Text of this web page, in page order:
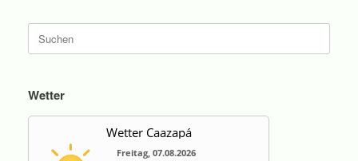
nach:
Wetter
Wetter Caazapá
Freitag, 07.08.2026